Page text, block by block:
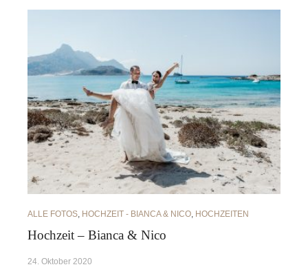
ALLE FOTOS, HOCHZEIT - BIANCA & NICO, HOCHZEITEN
Hochzeit – Bianca & Nico
24. Oktober 2020